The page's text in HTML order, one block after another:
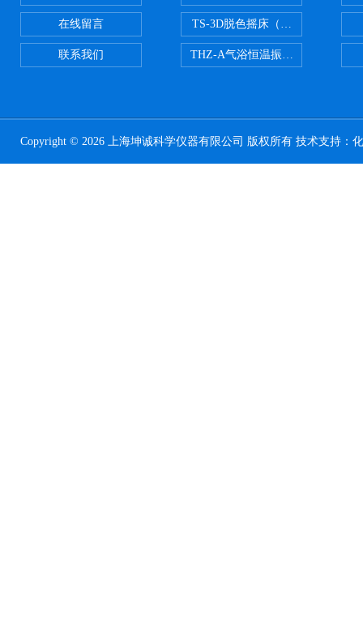
在线留言
联系我们
TS-3D脱色摇床（三维运动）
THZ-A气浴恒温振荡器
Copyright © 2026 上海坤诚科学仪器有限公司 版权所有 技术支持：